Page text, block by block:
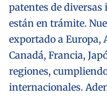
patentes de diversas
están en trámite.
exportado a Europa,
Canadá, Francia,
regiones,
internacionales.